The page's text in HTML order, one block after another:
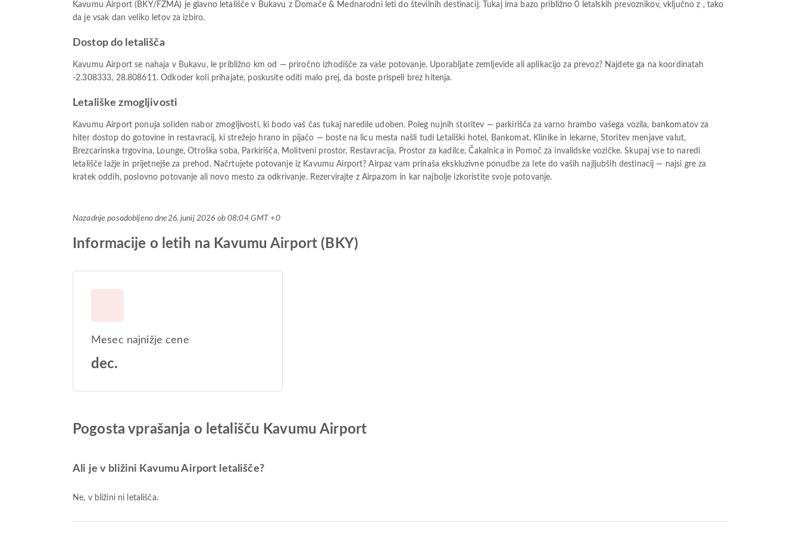
Kavumu Airport (BKY/FZMA) je glavno letališče v Bukavu z Domače & Mednarodni leti do številnih destinacij. Tukaj ima bazo približno 0 letalskih prevoznikov, vključno z , tako
da je vsak dan veliko letov za izbiro.
Dostop do letališča
Kavumu Airport se nahaja v Bukavu, le približno km od — priročno izhodišče za vaše potovanje. Uporabljate zemljevide ali aplikacijo za prevoz? Najdete ga na koordinatah
-2.308333, 28.808611. Odkoder koli prihajate, poskusite oditi malo prej, da boste prispeli brez hitenja.
Letališke zmogljivosti
Kavumu Airport ponuja soliden nabor zmogljivosti, ki bodo vaš čas tukaj naredile udoben. Poleg nujnih storitev — parkirišča za varno hrambo vašega vozila, bankomatov za
hiter dostop do gotovine in restavracij, ki strežejo hrano in pijačo — boste na licu mesta našli tudi Letališki hotel, Bankomat, Klinike in lekarne, Storitev menjave valut,
Brezcarinska trgovina, Lounge, Otroška soba, Parkirišča, Molitveni prostor, Restavracija, Prostor za kadilce, Čakalnica in Pomoč za invalidske vozičke. Skupaj vse to naredi
letališče lažje in prijetnejše za prehod. Načrtujete potovanje iz Kavumu Airport? Airpaz vam prinaša ekskluzivne ponudbe za lete do vaših najljubših destinacij — najsi gre za
kratek oddih, poslovno potovanje ali novo mesto za odkrivanje. Rezervirajte z Airpazom in kar najbolje izkoristite svoje potovanje.
Nazadnje posodobljeno dne26. junij 2026 ob 08:04 GMT +0
Informacije o letih na Kavumu Airport (BKY)
Mesec najnižje cene
dec.
Pogosta vprašanja o letališču Kavumu Airport
Ali je v bližini Kavumu Airport letališče?
Ne, v bližini ni letališča.